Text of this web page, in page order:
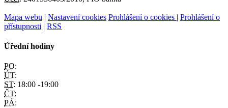
Mapa webu | Nastavení cookies Prohlášení o cookies | Prohlášení o
přístupnosti | RSS
Úřední hodiny
PO:
ÚT:
ST: 18:00 -19:00
ČT:
PÁ: